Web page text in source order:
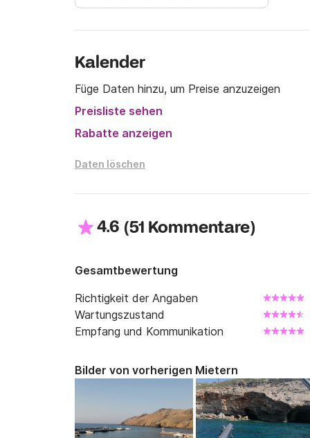
Kalender
Füge Daten hinzu, um Preise anzuzeigen
Preisliste sehen
Rabatte anzeigen
Daten löschen
4.6 (51 Kommentare)
Gesamtbewertung
Richtigkeit der Angaben
Wartungszustand
Empfang und Kommunikation
Bilder von vorherigen Mietern